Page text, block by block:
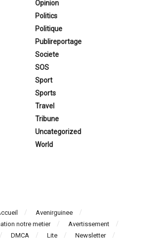
Opinion
Politics
Politique
Publireportage
Societe
SOS
Sport
Sports
Travel
Tribune
Uncategorized
World
Avenirguinee
notre metier
Avertissement
DMCA Lite
Newsletter